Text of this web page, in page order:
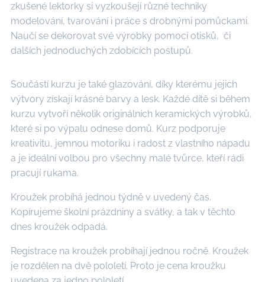
zkušené lektorky si vyzkoušejí různé techniky
modelování, tvarování i práce s drobnými pomůckami.
Naučí se dekorovat své výrobky pomocí otisků, či
dalších jednoduchých zdobících postupů.
Součástí kurzu je také glazování, díky kterému jejich
výtvory získají krásné barvy a lesk. Každé dítě si během
kurzu vytvoří několik originálních keramických výrobků,
které si po výpalu odnese domů. Kurz podporuje
kreativitu, jemnou motoriku i radost z vlastního nápadu
a je ideální volbou pro všechny malé tvůrce, kteří rádi
pracují rukama.
Kroužek probíhá jednou týdně v uvedený čas.
Kopírujeme školní prázdniny a svátky, a tak v těchto
dnes kroužek odpadá.
Registrace na kroužek probíhají jednou ročně. Kroužek
je rozdělen na dvě pololetí. Proto je cena kroužku